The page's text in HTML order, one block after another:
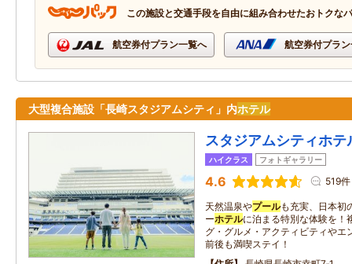
この施設と交通手段を自由に組み合わせたおトクな
航空券付プラン一覧へ 航空券付プラ
大型複合施設「長崎スタジアムシティ」内ホテル
スタジアムシティホテ
ハイクラス フォトギャラリー
4.6 519件
天然温泉やプールも充実、日本初
ーホテルに泊まる特別な体験を！
グ・グルメ・アクティビティやエ
前後も満喫ステイ！